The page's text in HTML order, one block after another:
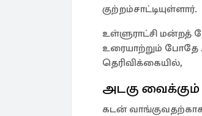
குற்றம்சாட்டியுள்ளார்.
உள்ளுராட்சி மன்றத்
உரையாற்றும் போதே
தெரிவிக்கையில்,
அடகு வைக்கும்
கடன்